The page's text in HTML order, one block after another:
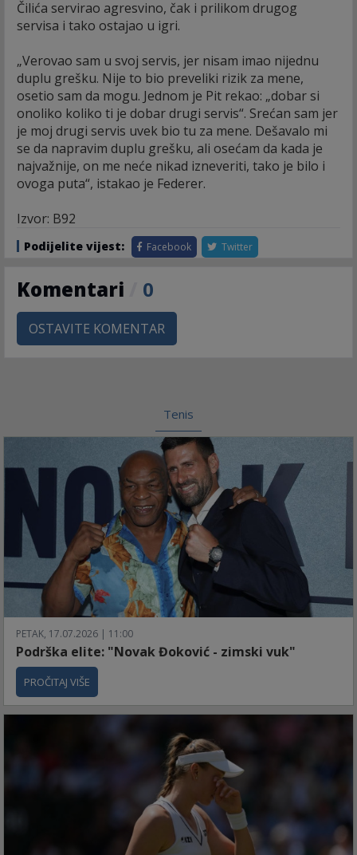
Čilića servirao agresvino, čak i prilikom drugog
servisa i tako ostajao u igri.
„Verovao sam u svoj servis, jer nisam imao nijednu
duplu grešku. Nije to bio preveliki rizik za mene,
osetio sam da mogu. Jednom je Pit rekao: „dobar si
onoliko koliko ti je dobar drugi servis“. Srećan sam jer
je moj drugi servis uvek bio tu za mene. Dešavalo mi
se da napravim duplu grešku, ali osećam da kada je
najvažnije, on me neće nikad izneveriti, tako je bilo i
ovoga puta“, istakao je Federer.
Izvor: B92
Podijelite vijest: Facebook Twitter
Komentari 0
OSTAVITE KOMENTAR
Tenis
PETAK, 17.07.2026 | 11:00
Podrška elite: "Novak Đoković - zimski vuk"
PROČITAJ VIŠE